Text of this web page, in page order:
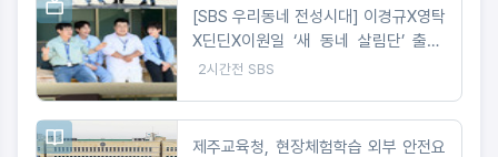
[SBS 우리동네 전성시대] 이경규X영탁
X딘딘X이원일 ‘새 동네 살림단’ 출범.
딘딘 “이거 안 될 것 같은데요” 촬영 첫
2시간전 SBS
제주교육청, 현장체험학습 외부 안전요